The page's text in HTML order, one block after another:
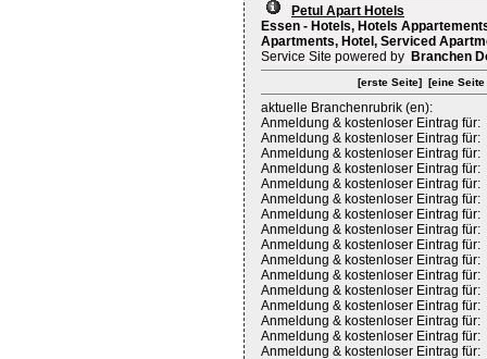
Petul Apart Hotels
Essen - Hotels, Hotels
Apartments, Hotel, Serviced
Service Site powered by Branchen
[erste Seite] [eine
aktuelle Branchenrubrik (en):
Anmeldung & kostenloser Eintrag für:
Anmeldung & kostenloser Eintrag für:
Anmeldung & kostenloser Eintrag für:
Anmeldung & kostenloser Eintrag für:
Anmeldung & kostenloser Eintrag für:
Anmeldung & kostenloser Eintrag für:
Anmeldung & kostenloser Eintrag für:
Anmeldung & kostenloser Eintrag für:
Anmeldung & kostenloser Eintrag für:
Anmeldung & kostenloser Eintrag für:
Anmeldung & kostenloser Eintrag für:
Anmeldung & kostenloser Eintrag für:
Anmeldung & kostenloser Eintrag für:
Anmeldung & kostenloser Eintrag für:
Anmeldung & kostenloser Eintrag für:
Anmeldung & kostenloser Eintrag für: